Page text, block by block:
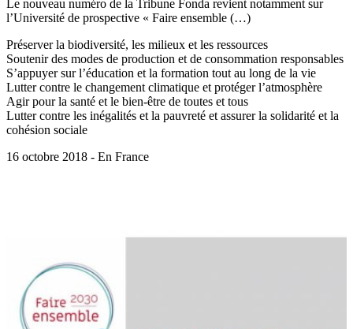
Le nouveau numéro de la Tribune Fonda revient notamment sur
l’Université de prospective « Faire ensemble (…)
Préserver la biodiversité, les milieux et les ressources
Soutenir des modes de production et de consommation responsables
S’appuyer sur l’éducation et la formation tout au long de la vie
Lutter contre le changement climatique et protéger l’atmosphère
Agir pour la santé et le bien-être de toutes et tous
Lutter contre les inégalités et la pauvreté et assurer la solidarité et la
cohésion sociale
16 octobre 2018 - En France